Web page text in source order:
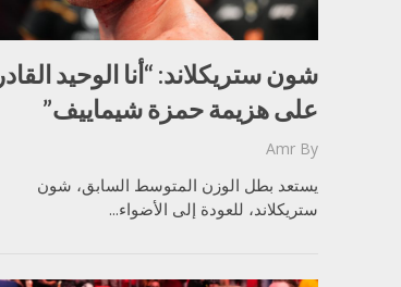
شون ستريكلاند: “أنا الوحيد القادر
على هزيمة حمزة شيماييف”
By
Amr
يستعد بطل الوزن المتوسط السابق، شون
ستريكلاند، للعودة إلى الأضواء...